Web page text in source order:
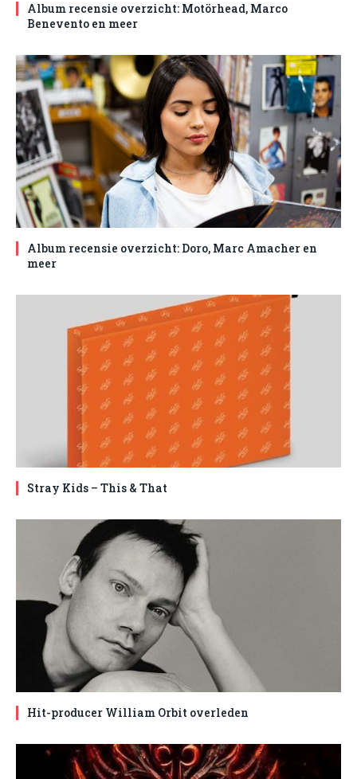
Album recensie overzicht: Motörhead, Marco
Benevento en meer
Album recensie overzicht: Doro, Marc Amacher en
meer
Stray Kids – This & That
Hit-producer William Orbit overleden